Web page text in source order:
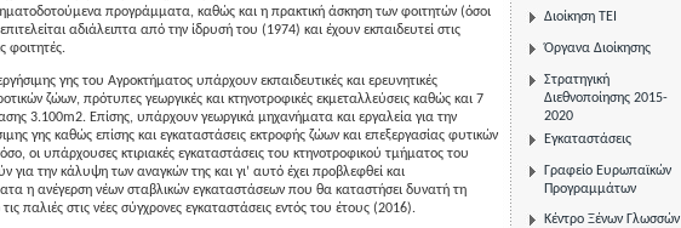
προγράμματα, καθώς και η πρακτική άσκηση των φοιτητών (όσοι
αδιάλειπτα από την ίδρυσή του (1974) και έχουν εκπαιδευτεί στις
φοιτητές.
γης του Αγροκτήματος υπάρχουν εκπαιδευτικές και ερευνητικές
ζώων, πρότυπες γεωργικές και κτηνοτροφικές εκμεταλλεύσεις καθώς και 7
3.100m2. Επίσης, υπάρχουν γεωργικά μηχανήματα και εργαλεία για την
γης καθώς επίσης και εγκαταστάσεις εκτροφής ζώων και επεξεργασίας φυτικών
οι υπάρχουσες κτιριακές εγκαταστάσεις του κτηνοτροφικού τμήματος του
για την κάλυψη των αναγκών της και γι’ αυτό έχει προβλεφθεί και
η ανέγερση νέων σταβλικών εγκαταστάσεων που θα καταστήσει δυνατή τη
παλιές στις νέες σύγχρονες εγκαταστάσεις εντός του έτους (2016).
Διοίκηση ΤΕΙ
Όργανα Διοίκησης
Στρατηγική
Διεθνοποίησης 2015-
2020
Εγκαταστάσεις
Γραφείο Ευρωπαϊκών
Προγραμμάτων
Κέντρο Ξένων Γλωσσών